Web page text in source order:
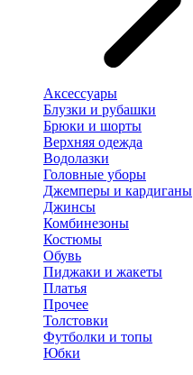
Аксессуары
Блузки и рубашки
Брюки и шорты
Верхняя одежда
Водолазки
Головные уборы
Джемперы и кардиганы
Джинсы
Комбинезоны
Костюмы
Обувь
Пиджаки и жакеты
Платья
Прочее
Толстовки
Футболки и топы
Юбки